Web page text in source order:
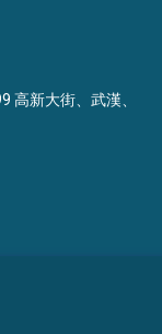
高新大街、武漢、